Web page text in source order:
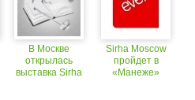
В Москве
открылась
выставка Sirha
Sirha Moscow
пройдет в
«Манеже»